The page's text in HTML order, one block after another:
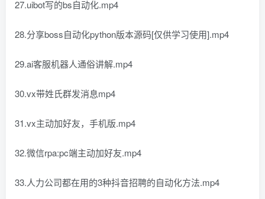
27.uibot写的bs自动化.mp4
28.分享boss自动化python版本源码[仅供学习使用].mp4
29.ai客服机器人通俗讲解.mp4
30.vx带姓氏群发消息mp4
31.vx主动加好友，手机版.mp4
32.微信rpa:pc端主动加好友.mp4
33.人力公司都在用的3种抖音招聘的自动化方法.mp4